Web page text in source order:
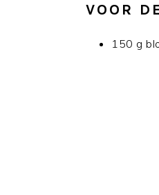
VOOR
150 g